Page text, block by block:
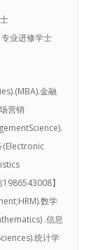
业进修学士
金融
营销
(Electronic
】
数学
.信息
统计学